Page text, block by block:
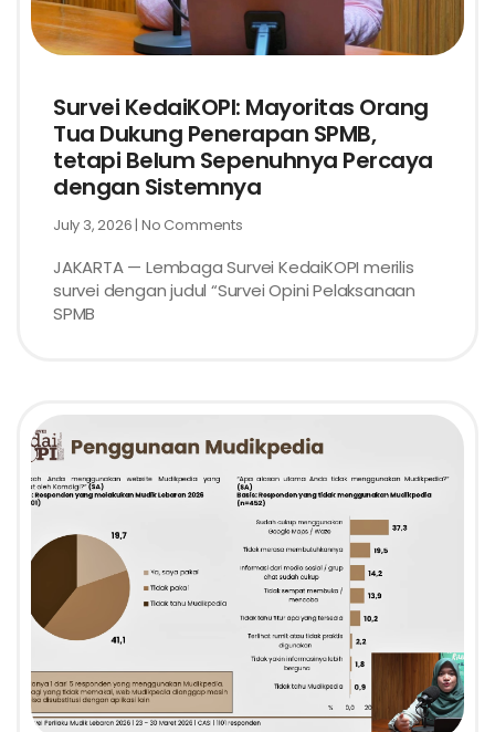
Survei KedaiKOPI: Mayoritas Orang
Tua Dukung Penerapan SPMB,
tetapi Belum Sepenuhnya Percaya
dengan Sistemnya
July 3, 2026 No Comments
JAKARTA — Lembaga Survei KedaiKOPI merilis
survei dengan judul “Survei Opini Pelaksanaan
SPMB